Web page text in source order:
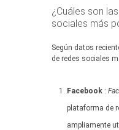
¿Cuáles son
sociales más
Según datos
de redes sociales
Facebook :
plataforma de
ampliamente